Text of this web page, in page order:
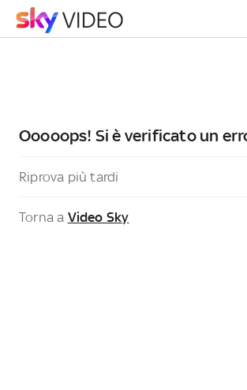
Ooooops! Si è verificato un
Riprova più tardi
Torna a Video Sky